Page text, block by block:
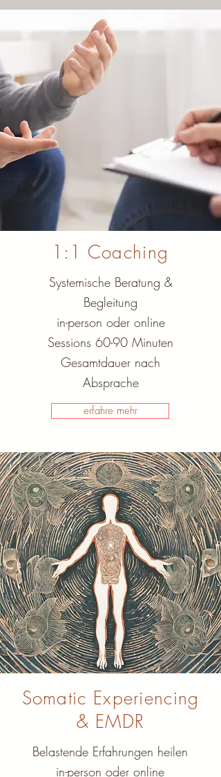
1:1 Coaching
Systemische Beratung &
Begleitung
in-person oder online
Sessions 60-90 Minuten
Gesamtdauer nach
Absprache
erfahre mehr
Somatic Experiencing
& EMDR
Belastende Erfahrungen heilen
in-person oder online